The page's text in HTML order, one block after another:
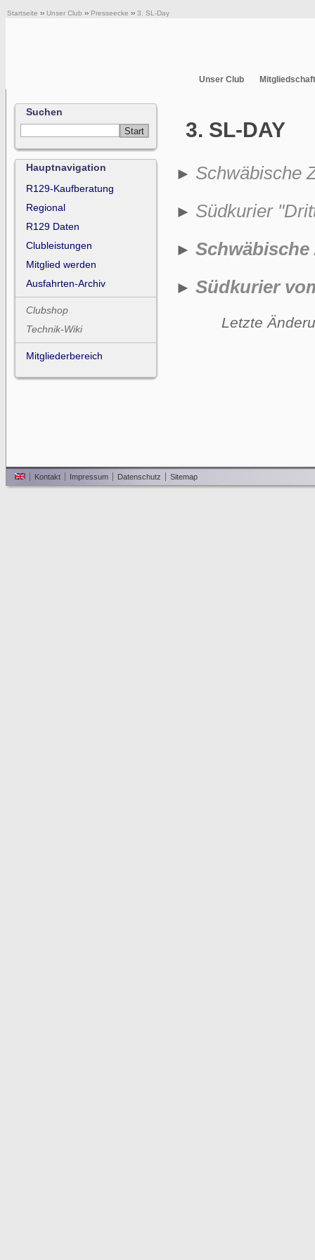
Startseite ›› Unser Club ›› Presseecke ›› 3. SL-Day
Unser Club Mitgliedschaft
Suchen
Hauptnavigation
R129-Kaufberatung
Regional
R129 Daten
Clubleistungen
Mitglied werden
Ausfahrten-Archiv
Clubshop
Technik-Wiki
Mitgliederbereich
3. SL-DAY
► Schwäbische
► Südkurier
► Schwäbische
► Südkurier
Letzte
Kontakt Impressum Datenschutz Sitemap